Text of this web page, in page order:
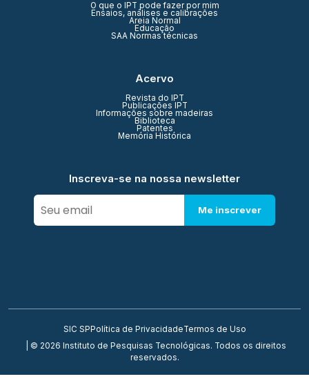
O que o IPT pode fazer por mim
Ensaios, análises e calibrações
Areia Normal
Educação
SAA Normas técnicas
Acervo
Revista do IPT
Publicações IPT
Informações sobre madeiras
Biblioteca
Patentes
Memória Histórica
Inscreva-se na nossa newsletter
Me inscrever
SIC SP Política de PrivacidadeTermos de Uso
| © 2026 Instituto de Pesquisas Tecnológicas. Todos os direitos
reservados.